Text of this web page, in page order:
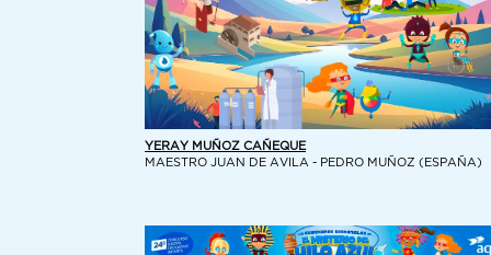
YERAY MUÑOZ CAÑEQUE
MAESTRO JUAN DE AVILA - PEDRO MUÑOZ (ESPAÑA)